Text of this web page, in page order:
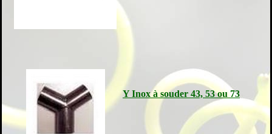
Y Inox à souder 43, 53 ou 73